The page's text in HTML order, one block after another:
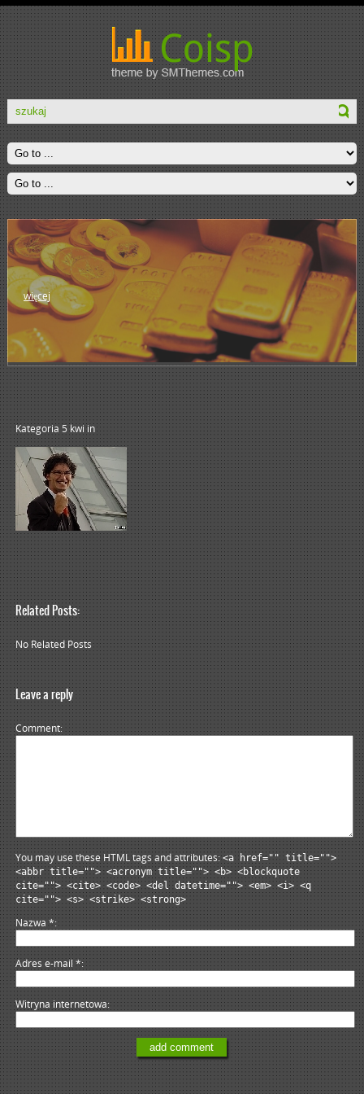
więcej
Kategoria 5 kwiin
Related Posts:
No Related Posts
Leave a reply
Comment
You may use these HTML tags and attributes:<a href="" title="">
<abbr title=""> <acronym title=""> <b> <blockquote
cite=""> <cite> <code> <del datetime=""> <em> <i> <q
cite=""> <s> <strike> <strong>
Nazwa*
Adres e-mail*
Witryna internetowa